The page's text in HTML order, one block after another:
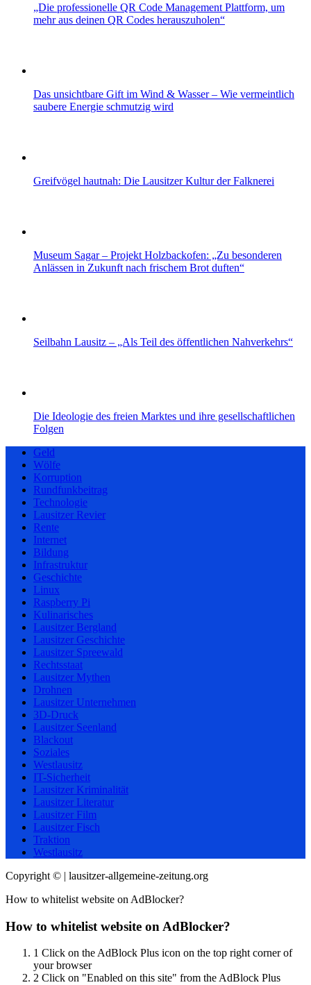
„Die professionelle QR Code Management Plattform, um
mehr aus deinen QR Codes herauszuholen“
Das unsichtbare Gift im Wind & Wasser – Wie vermeintlich
saubere Energie schmutzig wird
Greifvögel hautnah: Die Lausitzer Kultur der Falknerei
Museum Sagar – Projekt Holzbackofen: „Zu besonderen
Anlässen in Zukunft nach frischem Brot duften“
Seilbahn Lausitz – „Als Teil des öffentlichen Nahverkehrs“
Die Ideologie des freien Marktes und ihre gesellschaftlichen
Folgen
Geld
Wölfe
Korruption
Rundfunkbeitrag
Technologie
Lausitzer Revier
Rente
Internet
Bildung
Infrastruktur
Geschichte
Linux
Raspberry Pi
Kulinarisches
Lausitzer Bergland
Lausitzer Geschichte
Lausitzer Spreewald
Rechtsstaat
Lausitzer Mythen
Drohnen
Lausitzer Unternehmen
3D-Druck
Lausitzer Seenland
Blackout
Soziales
Westlausitz
IT-Sicherheit
Lausitzer Kriminalität
Lausitzer Literatur
Lausitzer Film
Lausitzer Fisch
Traktion
Westlausitz
Copyright © | lausitzer-allgemeine-zeitung.org
How to whitelist website on AdBlocker?
How to whitelist website on AdBlocker?
1 Click on the AdBlock Plus icon on the top right corner of
your browser
2 Click on "Enabled on this site" from the AdBlock Plus